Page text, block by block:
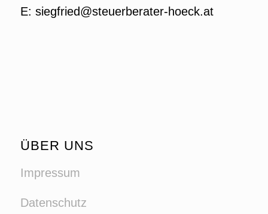
E: siegfried@steuerberater-hoeck.at
ÜBER UNS
Impressum
Datenschutz